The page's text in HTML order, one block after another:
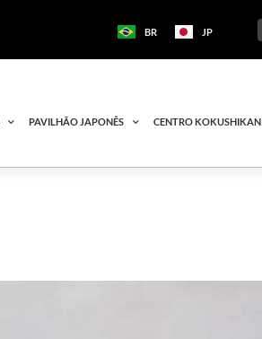
BR JP
PAVILHÃO JAPONÊS CENTRO KOKUSHIKAN